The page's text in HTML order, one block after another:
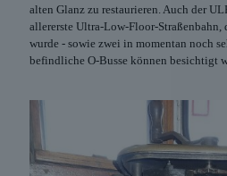
alten Glanz zu restaurieren. Auch der
allererste Ultra-Low-Floor-Straßenbahn,
wurde - sowie zwei in momentan noch
befindliche O-Busse können besichtigt